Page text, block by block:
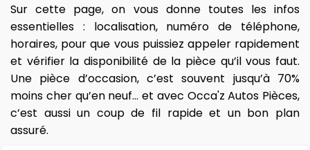
Sur cette page, on vous donne toutes les infos
essentielles : localisation, numéro de téléphone,
horaires, pour que vous puissiez appeler rapidement
et vérifier la disponibilité de la pièce qu’il vous faut.
Une pièce d’occasion, c’est souvent jusqu’à 70%
moins cher qu’en neuf… et avec Occa'z Autos Pièces,
c’est aussi un coup de fil rapide et un bon plan
assuré.